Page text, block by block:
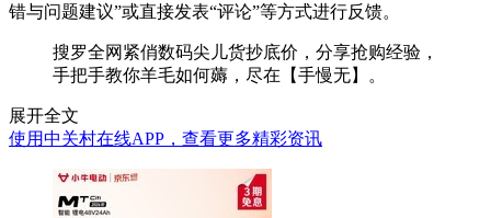
错与问题建议”或直接发表“评论”等方式进行反馈。
搜罗全网紧俏数码尖儿货抄底价，分享抢购经验，
手把手教你羊毛如何薅，尽在【手慢无】。
展开全文
使用中关村在线APP，查看更多精彩资讯